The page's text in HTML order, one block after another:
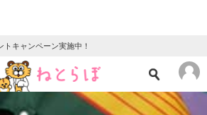
キャンペーン実施中！